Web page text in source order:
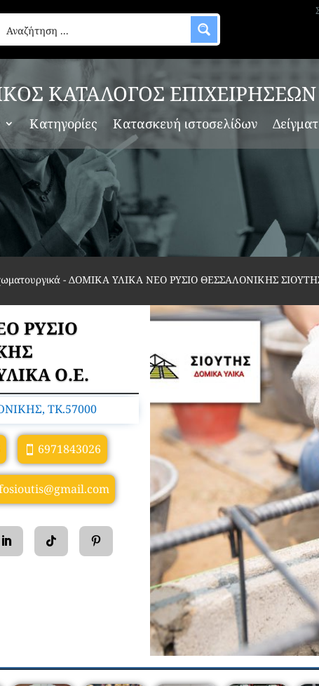
ΚΑΤΑΛΟΓΟΣ
Κατηγορίες Κατασκευή ιστοσελίδων
-ΔΟΜΙΚΑ ΥΛΙΚΑ ΝΕΟ ΡΥΣΙΟ ΘΕΣΣΑΛΟΝΙΚΗΣ
ΡΥΣΙΟ
Ο.Ε.
TK.57000
6971843026